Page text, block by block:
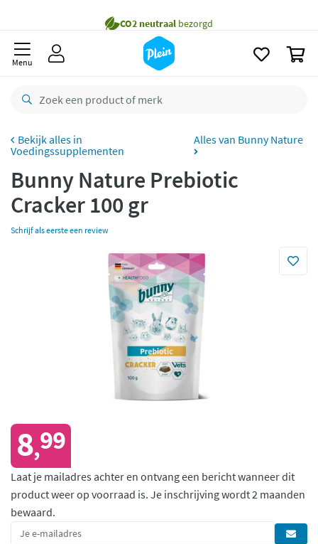
Bestelling uiterlijkzaterdag
Gratisretourneren
Betaal met Klarna
Menu
Voedingssupplementen
Alles van Bunny Nature
Bunny Nature Prebiotic
Cracker 100 gr
Schrijf als eerste een review
8,99
Laat je mailadres achter en ontvang een bericht wanneer dit
product weer op voorraad is. Je inschrijving wordt 2 maanden
bewaard.